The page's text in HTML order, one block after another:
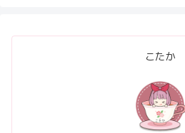
こたか